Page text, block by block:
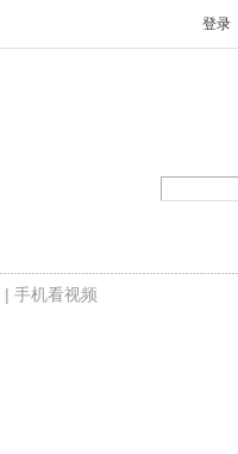
登录
| 手机看视频